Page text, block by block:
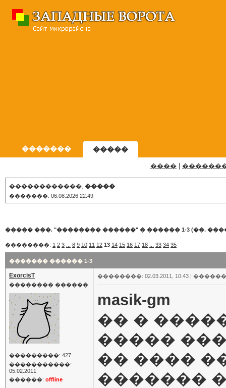
������� �����
����
������������, �����
�������: 06.08.2026 22:49
����� ���. "�������� ������" � ������ 1-3 (��.
��������: 1 2 3 8 9 10 11 12 13 14 15 16 17 18 33 34 35
������� ������ 1-3
ExorcisT
�������� ������
���������: 427
�����������:
05.02.2011
������: offline
��������: 02.03.2011, 10:43 |
masik-gm
�� �
�����
�� ����
�������